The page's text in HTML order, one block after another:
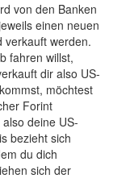
von den Banken
einen neuen
verkauft werden.
fahren willst,
dir also US-
möchtest
Forint
deine US-
bezieht sich
du dich
sich der